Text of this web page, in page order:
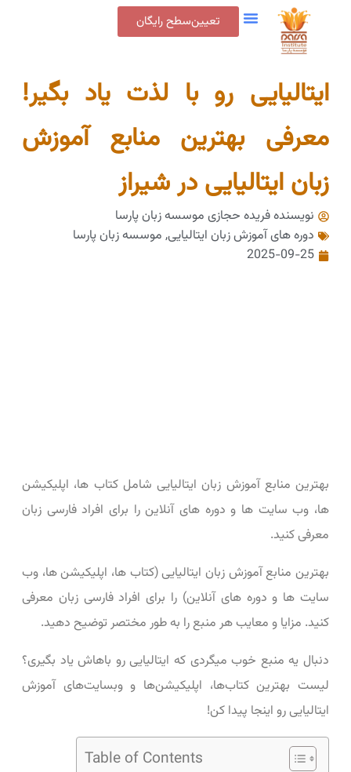
تعیین‌سطح رایگان
ایتالیایی رو با لذت یاد بگیر!
معرفی بهترین منابع آموزش
زبان ایتالیایی در شیراز
نویسنده فریده حجازی موسسه زبان پارسا
دوره های آموزش زبان ایتالیایی, موسسه زبان پارسا
2025-09-25
بهترین منابع آموزش زبان ایتالیایی شامل کتاب ها، اپلیکیشن
ها، وب سایت ها و دوره های آنلاین را برای افراد فارسی زبان
معرفی کنید.
بهترین منابع آموزش زبان ایتالیایی (کتاب ها، اپلیکیشن ها، وب
سایت ها و دوره های آنلاین) را برای افراد فارسی زبان معرفی
کنید. مزایا و معایب هر منبع را به طور مختصر توضیح دهید.
دنبال یه منبع خوب میگردی که ایتالیایی رو باهاش یاد بگیری؟
لیست بهترین کتاب‌ها، اپلیکیشن‌ها و وبسایت‌های آموزش
ایتالیایی رو اینجا پیدا کن!
Table of Contents